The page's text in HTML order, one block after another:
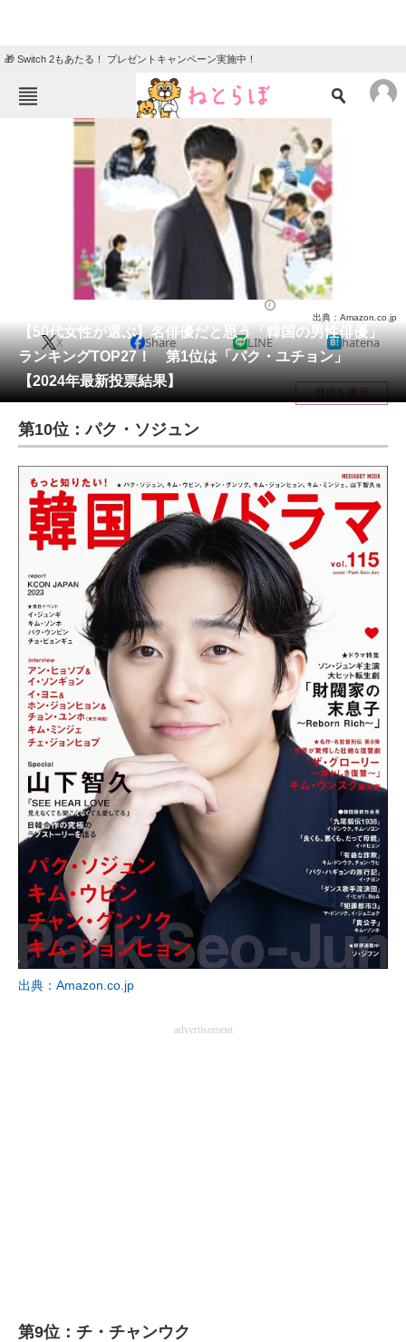
🎁 Switch 2もあたる！ プレゼントキャンペーン実施中！
ねとらぼメニュー
ニュース
クイズ
地域
教育・育児
リサーチ
会員記事
メディア
注目記事を集めた総合ページ
ITの今と未来を見通す
スマホと通信の最新トレンド
進化するPCとデバイスの未来
好きが集まる 比べて選べる
ビジネスと働き方のヒント
AI活用のいまが分かる
企業ITのトレンドを詳説
経営リーダーのコミュニティ
マーケ×ITの今がよく分かる
ITエンジニア向け専門サイト
企業向けIT製品の総合サイト
IT製品の技術・比較・事例
製造業のIT導入・活用を支援
モノづくり技術者専門サイト
エレクトロニクス専門サイト
【50代女性が選ぶ】名俳優だと思う「韓国の男性俳優」
ランキングTOP27！ 第1位は「パク・ユチョン」
【2024年最新投票結果】
出典：Amazon.co.jp
X Share LINE hatena
目次を表示
第10位：パク・ソジュン
出典：Amazon.co.jp
advertisement
第9位：チ・チャンウク